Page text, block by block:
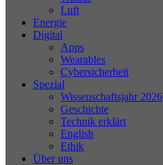
Luft
Energie
Digital
Apps
Wearables
Cybersicherheit
Spezial
Wissenschaftsjahr 2026
Geschichte
Technik erklärt
English
Ethik
Über uns